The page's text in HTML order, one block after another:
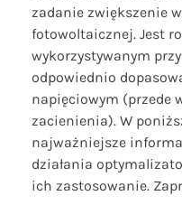
zadanie zwiększenie
fotowoltaicznej. Jest
wykorzystywanym
odpowiednio
napięciowym (przede
zacienienia). W
najważniejsze
działania
ich zastosowanie.